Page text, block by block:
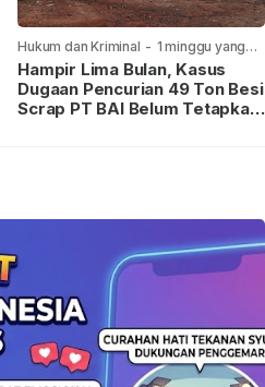
Hukum dan Kriminal - 1 minggu yang
lalu
Hampir Lima Bulan, Kasus
Dugaan Pencurian 49 Ton Besi
Scrap PT BAI Belum Tetapkan